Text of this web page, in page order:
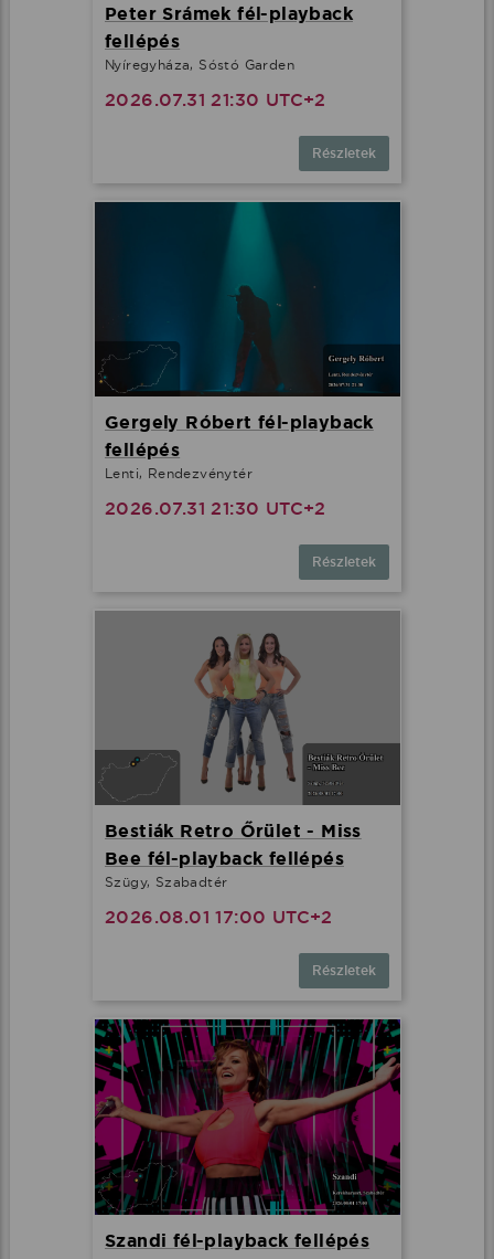
Peter Srámek fél-playback
fellépés
Nyíregyháza, Sóstó Garden
2026.07.31 21:30 UTC+2
Részletek
Gergely Róbert fél-playback
fellépés
Lenti, Rendezvénytér
2026.07.31 21:30 UTC+2
Részletek
Bestiák Retro Őrület - Miss
Bee fél-playback fellépés
Szügy, Szabadtér
2026.08.01 17:00 UTC+2
Részletek
Szandi fél-playback fellépés